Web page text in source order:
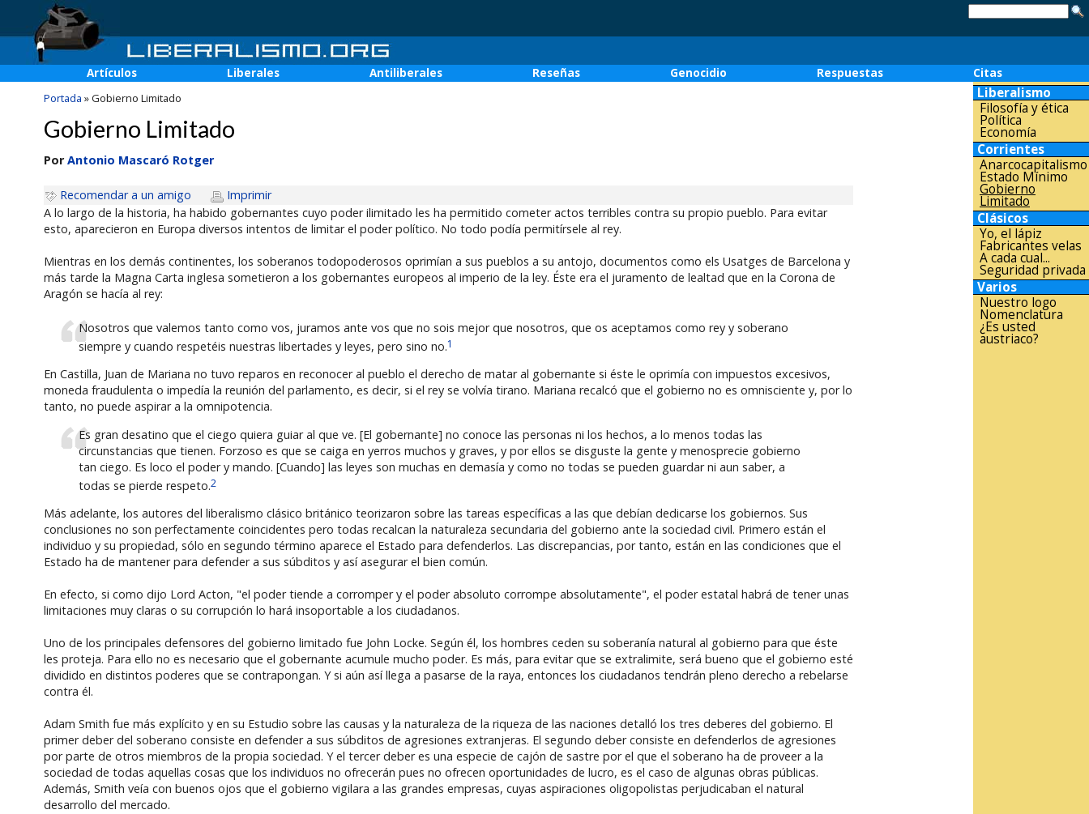
Artículos Liberales Antiliberales Reseñas Genocidio Respuestas
Citas
Portada »Gobierno Limitado
Gobierno Limitado
PorAntonio Mascaró Rotger
Recomendar a un amigo
Imprimir
A lo largo de la historia, ha habido gobernantes cuyo poder ilimitado les ha permitido cometer actos terribles contra su propio pueblo. Para evitar
esto, aparecieron en Europa diversos intentos de limitar el poder político. No todo podía permitírsele al rey.
Mientras en los demás continentes, los soberanos todopoderosos oprimían a sus pueblos a su antojo, documentos como els Usatges de Barcelona y
más tarde la Magna Carta inglesa sometieron a los gobernantes europeos al imperio de la ley. Éste era el juramento de lealtad que en la Corona de
Aragón se hacía al rey:
Nosotros que valemos tanto como vos, juramos ante vos que no sois mejor que nosotros, que os aceptamos como rey y soberano
siempre y cuando respetéis nuestras libertades y leyes, pero sino no.1
En Castilla, Juan de Mariana no tuvo reparos en reconocer al pueblo el derecho de matar al gobernante si éste le oprimía con impuestos excesivos,
moneda fraudulenta o impedía la reunión del parlamento, es decir, si el rey se volvía tirano. Mariana recalcó que el gobierno no es omnisciente y, por lo
tanto, no puede aspirar a la omnipotencia.
Es gran desatino que el ciego quiera guiar al que ve. [El gobernante] no conoce las personas ni los hechos, a lo menos todas las
circunstancias que tienen. Forzoso es que se caiga en yerros muchos y graves, y por ellos se disguste la gente y menosprecie gobierno
tan ciego. Es loco el poder y mando. [Cuando] las leyes son muchas en demasía y como no todas se pueden guardar ni aun saber, a
todas se pierde respeto.2
Más adelante, los autores del liberalismo clásico británico teorizaron sobre las tareas específicas a las que debían dedicarse los gobiernos. Sus
conclusiones no son perfectamente coincidentes pero todas recalcan la naturaleza secundaria del gobierno ante la sociedad civil. Primero están el
individuo y su propiedad, sólo en segundo término aparece el Estado para defenderlos. Las discrepancias, por tanto, están en las condiciones que el
Estado ha de mantener para defender a sus súbditos y así asegurar el bien común.
En efecto, si como dijo Lord Acton, "el poder tiende a corromper y el poder absoluto corrompe absolutamente", el poder estatal habrá de tener unas
limitaciones muy claras o su corrupción lo hará insoportable a los ciudadanos.
Uno de los principales defensores del gobierno limitado fue John Locke. Según él, los hombres ceden su soberanía natural al gobierno para que éste
les proteja. Para ello no es necesario que el gobernante acumule mucho poder. Es más, para evitar que se extralimite, será bueno que el gobierno esté
dividido en distintos poderes que se contrapongan. Y si aún así llega a pasarse de la raya, entonces los ciudadanos tendrán pleno derecho a rebelarse
contra él.
Adam Smith fue más explícito y en su Estudio sobre las causas y la naturaleza de la riqueza de las naciones detalló los tres deberes del gobierno. El
primer deber del soberano consiste en defender a sus súbditos de agresiones extranjeras. El segundo deber consiste en defenderlos de agresiones
por parte de otros miembros de la propia sociedad. Y el tercer deber es una especie de cajón de sastre por el que el soberano ha de proveer a la
sociedad de todas aquellas cosas que los individuos no ofrecerán pues no ofrecen oportunidades de lucro, es el caso de algunas obras públicas.
Además, Smith veía con buenos ojos que el gobierno vigilara a las grandes empresas, cuyas aspiraciones oligopolistas perjudicaban el natural
desarrollo del mercado.
Liberalismo
Filosofía y ética
Política
Economía
Corrientes
Anarcocapitalismo
Estado Mínimo
Gobierno
Limitado
Clásicos
Yo, el lápiz
Fabricantes velas
A cada cual...
Seguridad privada
Varios
Nuestro logo
Nomenclatura
¿Es usted
austriaco?